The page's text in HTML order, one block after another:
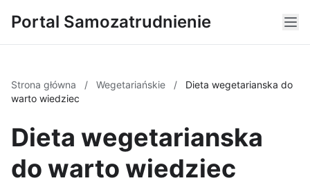
Portal Samozatrudnienie
Strona główna / Wegetariańskie /
Dieta wegetarianska do
warto wiedziec
Dieta wegetarianska
do warto wiedziec